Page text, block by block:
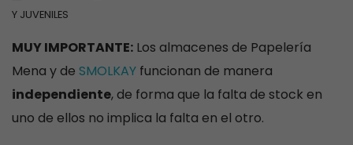
Y JUVENILES
MUY IMPORTANTE: Los almacenes de Papelería
Mena y de SMOLKAY funcionan de manera
independiente, de forma que la falta de stock en
uno de ellos no implica la falta en el otro.